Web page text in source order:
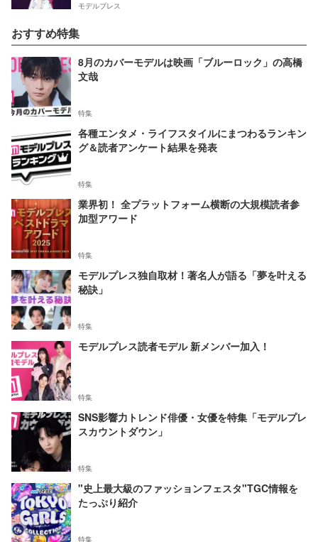
モデルプレス
おすすめ特集
8月のカバーモデルは映画「ブルーロック」の高橋
文哉
特集
各種エンタメ・ライフスタイルにまつわるランキン
グ＆読者アンケート結果を発表
特集
業界初！ 全プラットフォーム横断の大規模読者参
加型アワード
特集
モデルプレス独自取材！著名人が語る「夢を叶える
秘訣」
特集
モデルプレス読者モデル 新メンバー加入！
特集
SNS影響力トレンド俳優・女優を特集「モデルプレ
スカウントダウン」
特集
"史上最大級のファッションフェスタ"TGC情報を
たっぷり紹介
特集